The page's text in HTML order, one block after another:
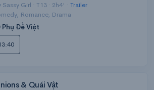
Sassy Girl · T13 · 2h4' · Trailer
Romance, Drama
Phụ Đề Việt
& Quái Vật